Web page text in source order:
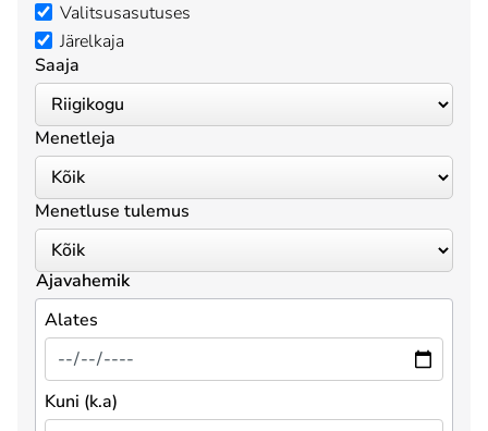
Valitsusasutuses
Järelkaja
Saaja
Menetleja
Menetluse tulemus
Ajavahemik
Alates
Kuni (k.a)